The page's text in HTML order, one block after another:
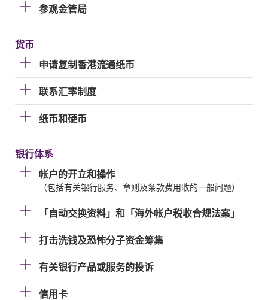
参观金管局
货币
申请复制香港流通纸币
联系汇率制度
纸币和硬币
银行体系
帐户的开立和操作
（包括有关银行服务、章则及条款费用收的一般问题）
「自动交换资料」和「海外帐户税收合规法案」
打击洗钱及恐怖分子资金筹集
有关银行产品或服务的投诉
信用卡